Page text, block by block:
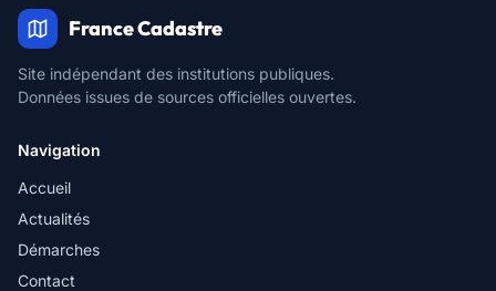
France Cadastre
Site indépendant des institutions publiques.
Données issues de sources officielles ouvertes.
Navigation
Accueil
Actualités
Démarches
Contact